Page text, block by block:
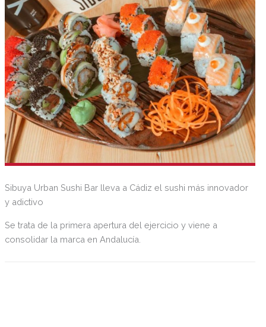
Sibuya Urban Sushi Bar lleva a Cádiz el sushi más innovador
y adictivo
Se trata de la primera apertura del ejercicio y viene a
consolidar la marca en Andalucía.